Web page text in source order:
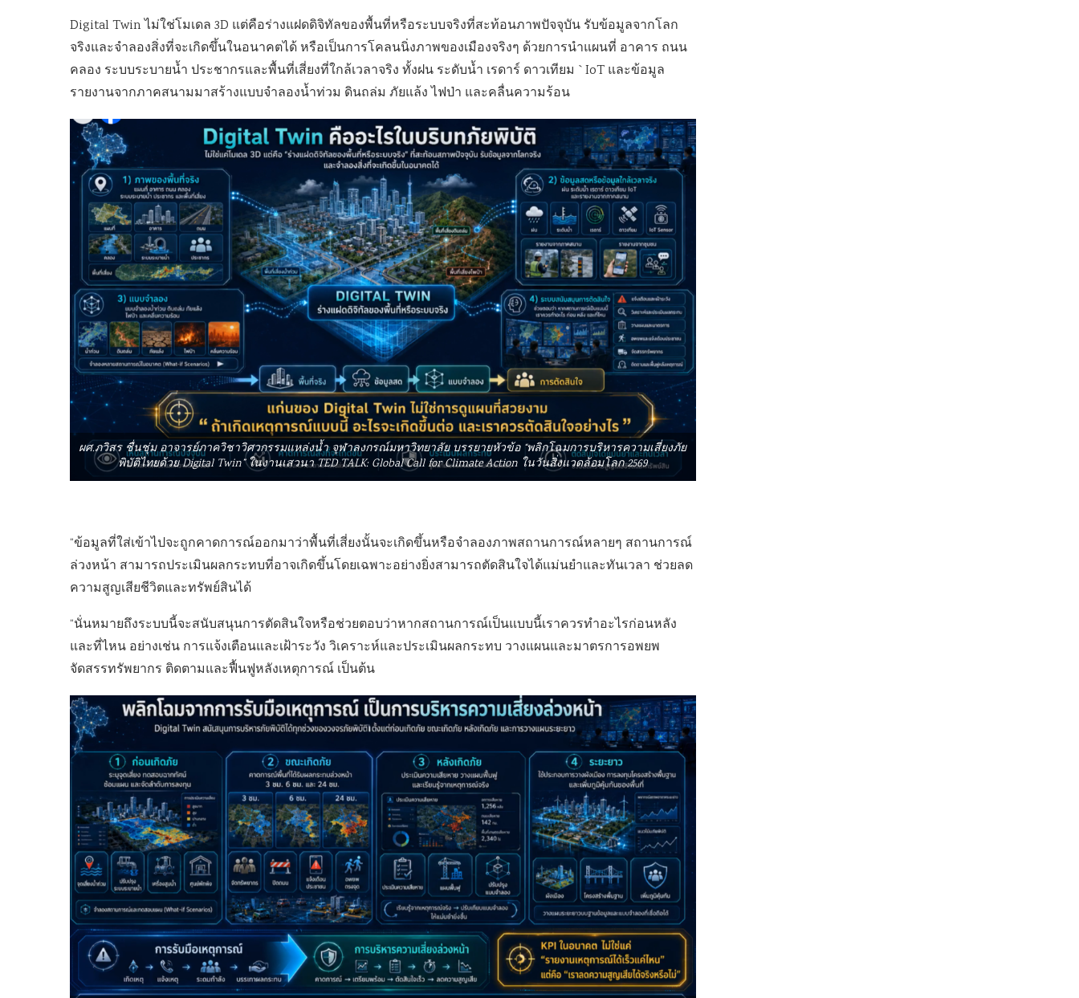
Digital Twin ไม่ใช่โมเดล 3D แต่คือร่างแฝดดิจิทัลของพื้นที่หรือระบบจริงที่สะท้อนภาพปัจจุบัน รับข้อมูลจากโลก
จริงและจำลองสิ่งที่จะเกิดขึ้นในอนาคตได้ หรือเป็นการโคลนนิ่งภาพของเมืองจริงๆ ด้วยการนำแผนที่ อาคาร ถนน
คลอง ระบบระบายน้ำ ประชากรและพื้นที่เสี่ยงที่ใกล้เวลาจริง ทั้งฝน ระดับน้ำ เรดาร์ ดาวเทียม `IoT และข้อมูล
รายงานจากภาคสนามมาสร้างแบบจำลองน้ำท่วม ดินถล่ม ภัยแล้ง ไฟป่า และคลื่นความร้อน
ผศ.ภวิสร ชื่นชุ่ม อาจารย์ภาควิชาวิศวกรรมแหล่งน้ำ จุฬาลงกรณ์มหาวิทยาลัย บรรยายหัวข้อ “พลิกโฉมการบริหารความเสี่ยงภัย
พิบัติไทยด้วย Digital Twin” ในงานเสวนา TED TALK: Global Call for Climate Action ในวันสิ่งแวดล้อมโลก 2569
“ข้อมูลที่ใส่เข้าไปจะถูกคาดการณ์ออกมาว่าพื้นที่เสี่ยงนั้นจะเกิดขึ้นหรือจำลองภาพสถานการณ์หลายๆ สถานการณ์
ล่วงหน้า สามารถประเมินผลกระทบที่อาจเกิดขึ้นโดยเฉพาะอย่างยิ่งสามารถตัดสินใจได้แม่นยำและทันเวลา ช่วยลด
ความสูญเสียชีวิตและทรัพย์สินได้
“นั่นหมายถึงระบบนี้จะสนับสนุนการตัดสินใจหรือช่วยตอบว่าหากสถานการณ์เป็นแบบนี้เราควรทำอะไรก่อนหลัง
และที่ไหน อย่างเช่น การแจ้งเตือนและเฝ้าระวัง วิเคราะห์และประเมินผลกระทบ วางแผนและมาตรการอพยพ
จัดสรรทรัพยากร ติดตามและฟื้นฟูหลังเหตุการณ์ เป็นต้น